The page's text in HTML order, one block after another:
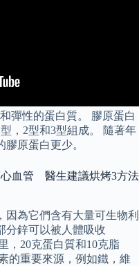
彈性的蛋白質。 膠原蛋白
，2型和3型組成。 隨著年
原蛋白更少。
心血管 醫生建議烘烤3方法
為它們含有大量可生物利
分鋅可以被人體吸收
，20克蛋白質和10克脂
的重要來源，例如鐵，維